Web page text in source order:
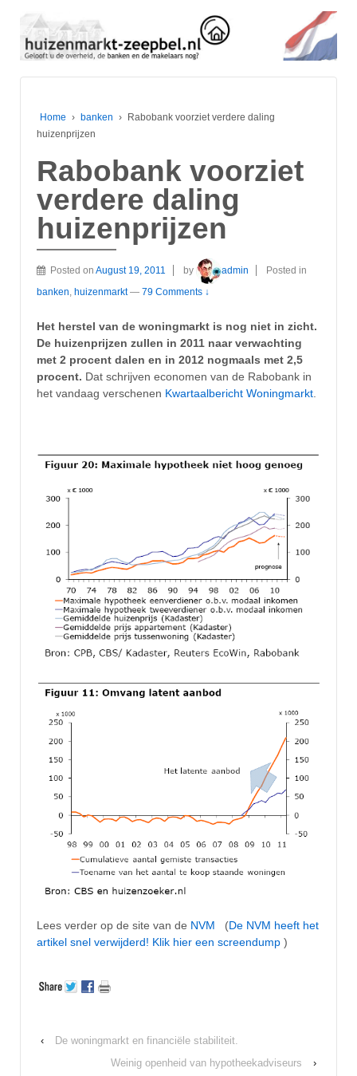
Home › banken ›
Rabobank voorziet verdere daling
huizenprijzen
Rabobank voorziet
verdere daling
huizenprijzen
Posted on August 19, 2011 by admin
Posted in
banken huizenmarkt — 79 Comments ↓
Het herstel van de woningmarkt is nog niet in zicht.
De huizenprijzen zullen in 2011 naar verwachting
met 2 procent dalen en in 2012 nogmaals met 2,5
procent. Dat schrijven economen van de Rabobank in
het vandaag verschenen Kwartaalbericht Woningmarkt
Lees verder op de site van de NVM (De NVM heeft het
artikel snel verwijderd! Klik hier een screendump )
‹
De woningmarkt en financiële stabiliteit.
Weinig openheid van hypotheekadviseurs
›